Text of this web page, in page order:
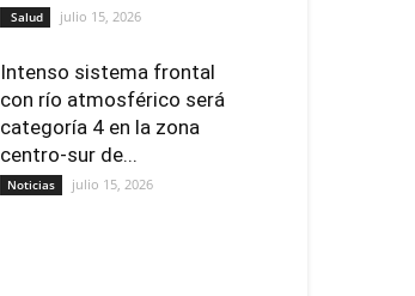
Salud julio 15, 2026
Intenso sistema frontal
con río atmosférico será
categoría 4 en la zona
centro-sur de...
Noticias julio 15, 2026